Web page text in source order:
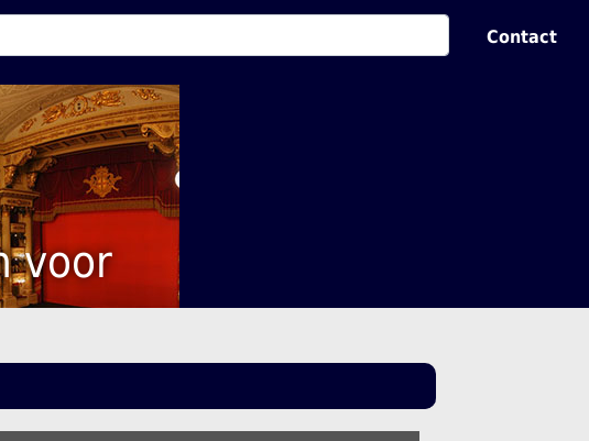
Contact
voor